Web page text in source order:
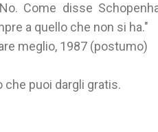
Come disse
a quello che non si ha."
meglio, 1987 (postumo)
che puoi dargli gratis.